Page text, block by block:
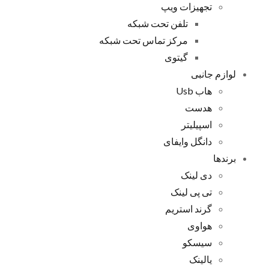
تجهیزات ویپ
تلفن تحت شبکه
مرکز تماس تحت شبکه
گیتوی
لوازم جانبی
هاب Usb
هدست
اسپیلیتر
دانگل وایفای
برندها
دی لینک
تی پی لینک
گرند استریم
هواوی
سیسکو
یالینک